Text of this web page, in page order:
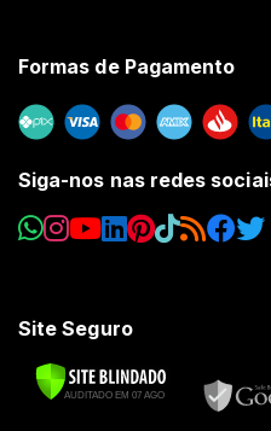
Formas de Pagamento
Siga-nos nas redes
Site Seguro